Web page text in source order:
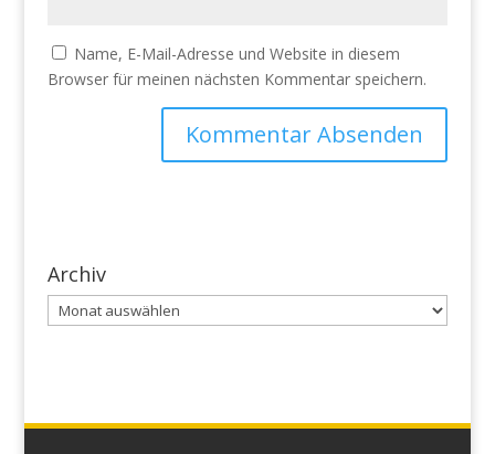
Name, E-Mail-Adresse und Website in diesem
Browser für meinen nächsten Kommentar speichern.
Archiv
Archiv